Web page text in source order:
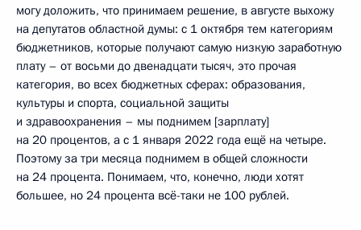
могу доложить, что принимаем решение, в августе выхожу
на депутатов областной думы: с 1 октября тем категориям
бюджетников, которые получают самую низкую заработную
плату – от восьми до двенадцати тысяч, это прочая
категория, во всех бюджетных сферах: образования,
культуры и спорта, социальной защиты
и здравоохранения – мы поднимем [зарплату]
на 20 процентов, а с 1 января 2022 года ещё на четыре.
Поэтому за три месяца поднимем в общей сложности
на 24 процента. Понимаем, что, конечно, люди хотят
большее, но 24 процента всё-таки не 100 рублей.